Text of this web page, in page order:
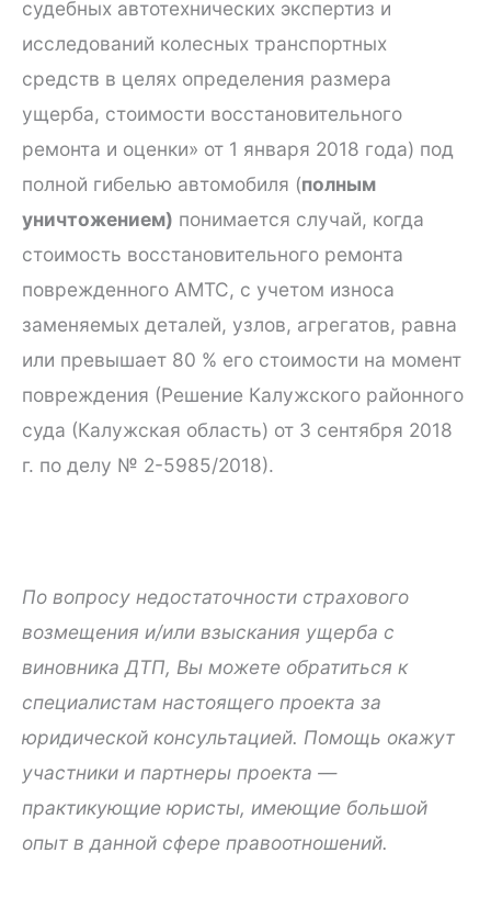
судебных автотехнических экспертиз и
исследований колесных транспортных
средств в целях определения размера
ущерба, стоимости восстановительного
ремонта и оценки» от 1 января 2018 года) под
полной гибелью автомобиля (полным
уничтожением) понимается случай, когда
стоимость восстановительного ремонта
поврежденного АМТС, с учетом износа
заменяемых деталей, узлов, агрегатов, равна
или превышает 80 % его стоимости на момент
повреждения (Решение Калужского районного
суда (Калужская область) от 3 сентября 2018
г. по делу № 2-5985/2018).
По вопросу недостаточности страхового
возмещения и/или взыскания ущерба с
виновника ДТП, Вы можете обратиться к
специалистам настоящего проекта за
юридической консультацией. Помощь окажут
участники и партнеры проекта —
практикующие юристы, имеющие большой
опыт в данной сфере правоотношений.